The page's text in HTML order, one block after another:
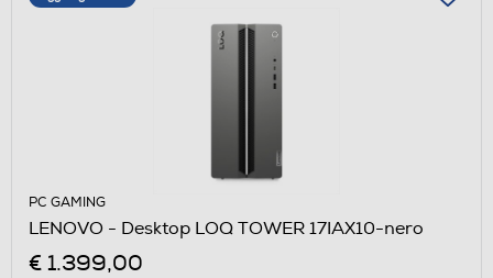
PC GAMING
LENOVO - Desktop LOQ TOWER 17IAX10-nero
€ 1.399,00